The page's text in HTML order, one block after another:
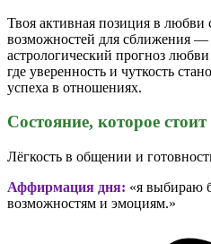
Твоя активная позиция в любви
возможностей для сближения —
астрологический прогноз
где уверенность и чуткость
успеха в отношениях.
Состояние, которое
Лёгкость в общении и
Аффирмация дня: «я выбираю
возможностям и эмоциям.»